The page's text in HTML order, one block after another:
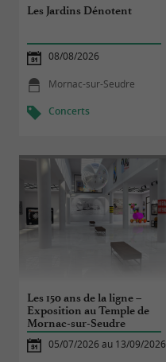
Les Jardins Dénotent
08/08/2026
Mornac-sur-Seudre
Concerts
Les 150 ans de la ligne –
Exposition au Temple de
Mornac-sur-Seudre
05/07/2026 au 13/09/2026